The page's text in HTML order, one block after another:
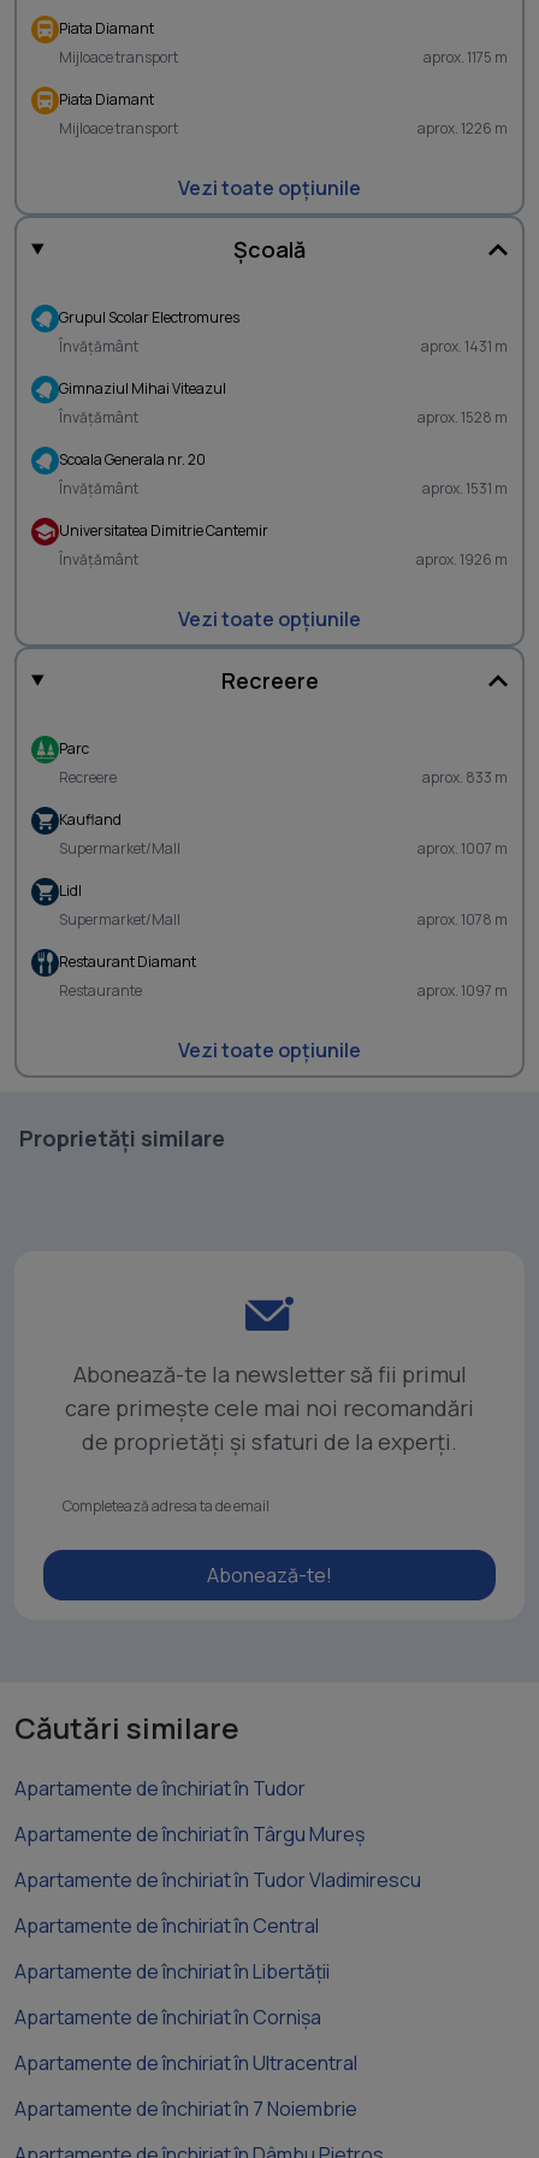
Piata Diamant
Mijloace transport
aprox. 1175 m
Piata Diamant
Mijloace transport
aprox. 1226 m
Vezi toate opțiunile
Școală
Grupul Scolar Electromures
Învățământ
aprox. 1431 m
Gimnaziul Mihai Viteazul
Învățământ
aprox. 1528 m
Scoala Generala nr. 20
Învățământ
aprox. 1531 m
Universitatea Dimitrie Cantemir
Învățământ
aprox. 1926 m
Vezi toate opțiunile
Recreere
Parc
Recreere
aprox. 833 m
Kaufland
Supermarket/Mall
aprox. 1007 m
Lidl
Supermarket/Mall
aprox. 1078 m
Restaurant Diamant
Restaurante
aprox. 1097 m
Vezi toate opțiunile
Proprietăți similare
Abonează-te la newsletter să fii primul
care primește cele mai noi recomandări
de proprietăți și sfaturi de la experți.
Abonează-te!
Căutări similare
Apartamente de închiriat în Tudor
Apartamente de închiriat în Târgu Mureș
Apartamente de închiriat în Tudor Vladimirescu
Apartamente de închiriat în Central
Apartamente de închiriat în Libertății
Apartamente de închiriat în Cornișa
Apartamente de închiriat în Ultracentral
Apartamente de închiriat în 7 Noiembrie